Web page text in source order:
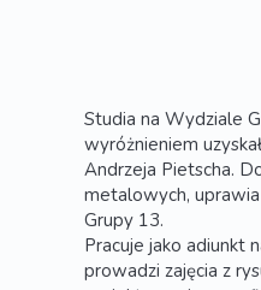
Studia na Wydziale
wyróżnieniem
Andrzeja Pietscha.
metalowych,
Grupy 13.
Pracuje jako adiunkt
prowadzi zajęcia z